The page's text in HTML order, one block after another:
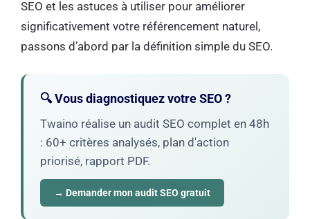
SEO et les astuces à utiliser pour améliorer
significativement votre référencement naturel,
passons d’abord par la définition simple du SEO.
🔍 Vous diagnostiquez votre SEO ?
Twaino réalise un audit SEO complet en 48h
: 60+ critères analysés, plan d'action
priorisé, rapport PDF.
→ Demander mon audit SEO gratuit